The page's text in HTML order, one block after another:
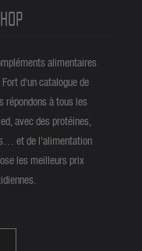
alimentaires
d'un catalogue de
répondons à tous les
avec des protéines,
et de l'alimentation
les meilleurs prix